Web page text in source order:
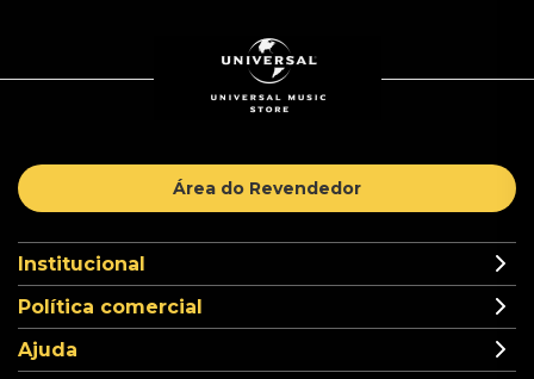
Área do Revendedor
Institucional
Política comercial
Ajuda